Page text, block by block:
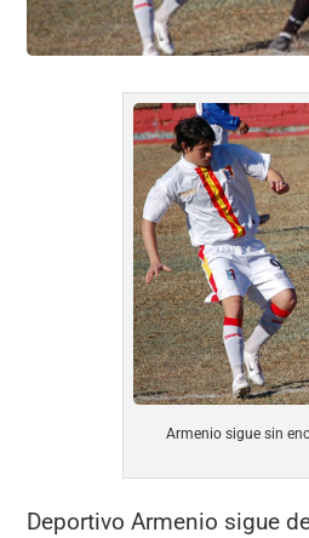
Armenio sigue sin
Deportivo Armenio sigue